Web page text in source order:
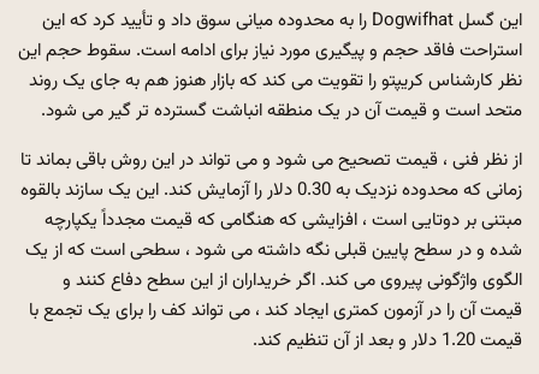
این گسل Dogwifhat را به محدوده میانی سوق داد و تأیید کرد که این
استراحت فاقد حجم و پیگیری مورد نیاز برای ادامه است. سقوط حجم این
نظر کارشناس کریپتو را تقویت می کند که بازار هنوز هم به جای یک روند
متحد است و قیمت آن در یک منطقه انباشت گسترده تر گیر می شود.
از نظر فنی ، قیمت تصحیح می شود و می تواند در این روش باقی بماند تا
زمانی که محدوده نزدیک به 0.30 دلار را آزمایش کند. این یک سازند بالقوه
مبتنی بر دوتایی است ، افزایشی که هنگامی که قیمت مجدداً یکپارچه
شده و در سطح پایین قبلی نگه داشته می شود ، سطحی است که از یک
الگوی واژگونی پیروی می کند. اگر خریداران از این سطح دفاع کنند و
قیمت آن را در آزمون کمتری ایجاد کند ، می تواند کف را برای یک تجمع با
قیمت 1.20 دلار و بعد از آن تنظیم کند.